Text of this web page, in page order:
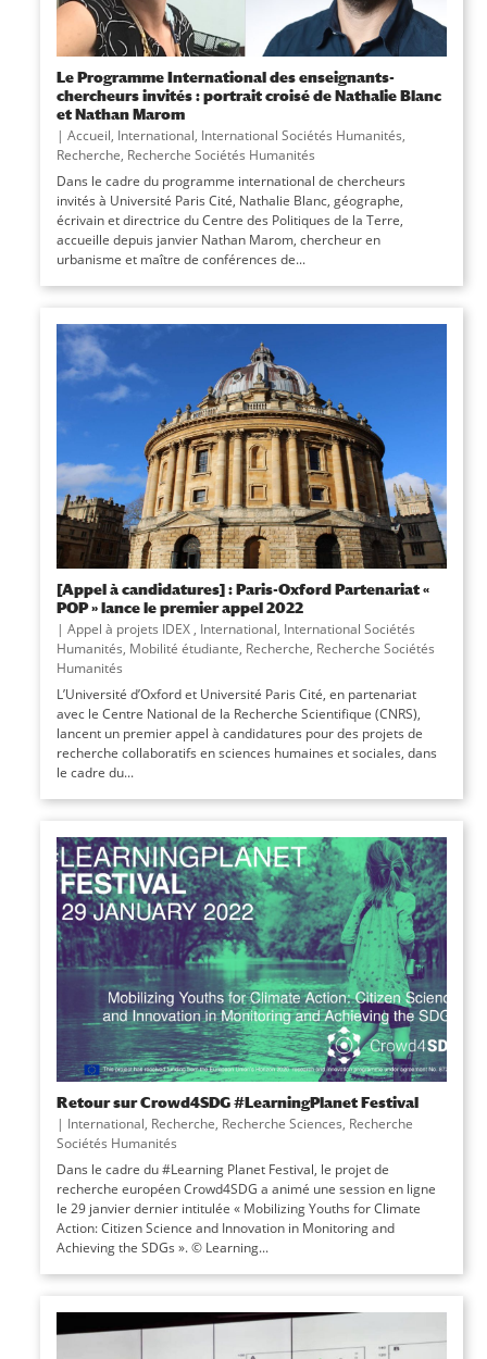
Le Programme International des enseignants-
chercheurs invités : portrait croisé de Nathalie Blanc
et Nathan Marom
| Accueil, International, International Sociétés Humanités,
Recherche, Recherche Sociétés Humanités
Dans le cadre du programme international de chercheurs
invités à Université Paris Cité, Nathalie Blanc, géographe,
écrivain et directrice du Centre des Politiques de la Terre,
accueille depuis janvier Nathan Marom, chercheur en
urbanisme et maître de conférences de...
[Appel à candidatures] : Paris-Oxford Partenariat «
POP » lance le premier appel 2022
| Appel à projets IDEX , International, International Sociétés
Humanités, Mobilité étudiante, Recherche, Recherche Sociétés
Humanités
L’Université d’Oxford et Université Paris Cité, en partenariat
avec le Centre National de la Recherche Scientifique (CNRS),
lancent un premier appel à candidatures pour des projets de
recherche collaboratifs en sciences humaines et sociales, dans
le cadre du...
Retour sur Crowd4SDG #LearningPlanet Festival
| International, Recherche, Recherche Sciences, Recherche
Sociétés Humanités
Dans le cadre du #Learning Planet Festival, le projet de
recherche européen Crowd4SDG a animé une session en ligne
le 29 janvier dernier intitulée « Mobilizing Youths for Climate
Action: Citizen Science and Innovation in Monitoring and
Achieving the SDGs ». © Learning...